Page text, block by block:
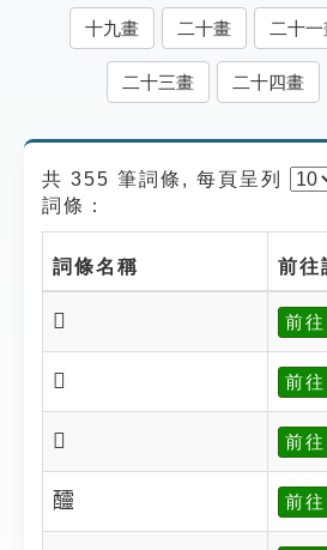
遊戲專區
教學應用
貓頭鷹博士
十九畫 二十畫 二十
二十三畫 二十四畫
共 355 筆詞條, 每頁呈列
詞條：
詞條名稱 前往
𨤉 前往
𨤊 前往
𨤌 前往
𨤍 前往